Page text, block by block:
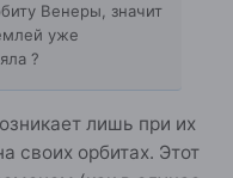
Венеры, значит
уже
?
лишь при их
своих орбитах. Этот